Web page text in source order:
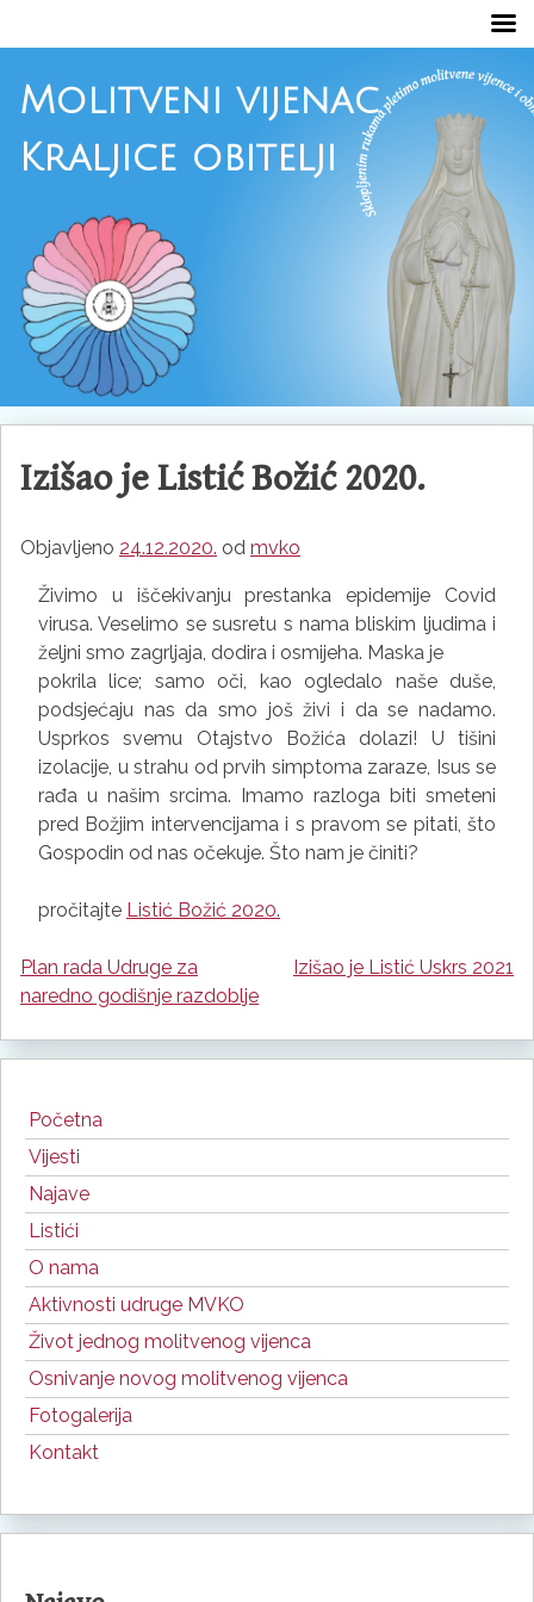
Molitveni vijenac
Kraljice obitelji
do
sadržaja
Izišao je Listić Božić 2020.
Objavljeno 24.12.2020. od mvko
Živimo u iščekivanju prestanka epidemije Covid
virusa. Veselimo se susretu s nama bliskim ljudima i
željni smo zagrljaja, dodira i osmijeha. Maska je
pokrila lice; samo oči, kao ogledalo naše duše,
podsjećaju nas da smo još živi i da se nadamo.
Usprkos svemu Otajstvo Božića dolazi! U tišini
izolacije, u strahu od prvih simptoma zaraze, Isus se
rađa u našim srcima. Imamo razloga biti smeteni
pred Božjim intervencijama i s pravom se pitati, što
Gospodin od nas očekuje. Što nam je činiti?
pročitajte Listić Božić 2020.
Navigacija
objava
Plan rada Udruge za
naredno godišnje razdoblje
Izišao je Listić Uskrs 2021
Početna
Vijesti
Najave
Listići
O nama
Aktivnosti udruge MVKO
Život jednog molitvenog vijenca
Osnivanje novog molitvenog vijenca
Fotogalerija
Kontakt